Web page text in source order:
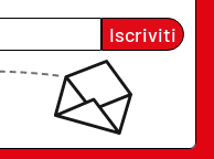
Iscriviti